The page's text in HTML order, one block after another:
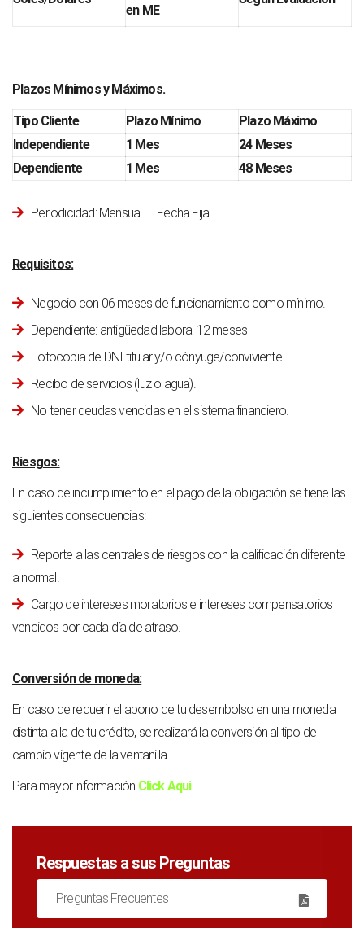
en ME
Plazos Mínimos y Máximos.
Tipo Cliente Plazo Mínimo
Plazo Máximo
Independiente
1 Mes
24 Meses
Dependiente
1 Mes 48 Meses
Periodicidad: Mensual – Fecha Fija
Requisitos:
Negocio con 06 meses de funcionamiento como mínimo.
Dependiente: antigüedad laboral 12 meses
Fotocopia de DNI titular y/o cónyuge/conviviente.
Recibo de servicios (luz o agua).
No tener deudas vencidas en el sistema financiero.
Riesgos:
En caso de incumplimiento en el pago de la obligación se tiene las
siguientes consecuencias:
Reporte a las centrales de riesgos con la calificación diferente
a normal.
Cargo de intereses moratorios e intereses compensatorios
vencidos por cada día de atraso.
Conversión de moneda:
En caso de requerir el abono de tu desembolso en una moneda
distinta a la de tu crédito, se realizará la conversión al tipo de
cambio vigente de la ventanilla.
Para mayor información Click Aqui
Respuestas a sus Preguntas
Preguntas Frecuentes